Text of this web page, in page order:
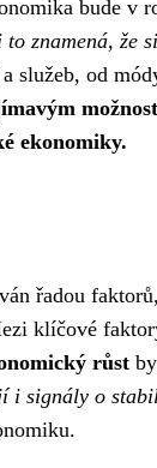
bude v
znamená, že
služeb, od
ekonomiky.
řadou
klíčové
růst
i ​​signály o